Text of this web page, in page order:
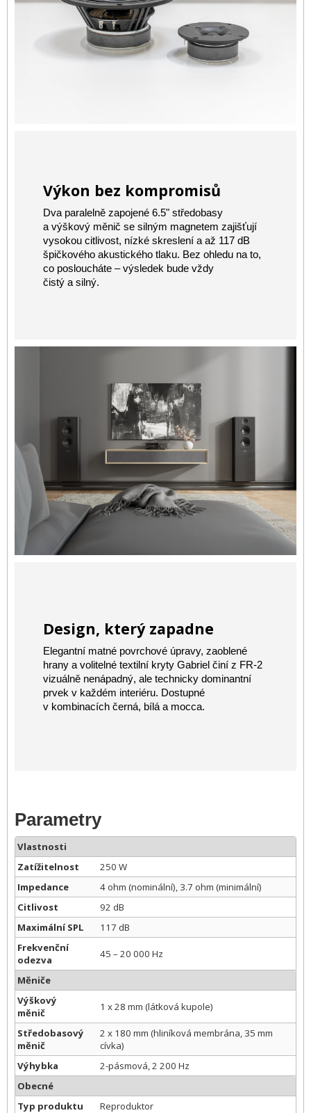
Výkon bez kompromisů
Dva paralelně zapojené 6.5" středobasy
a výškový měnič se silným magnetem zajišťují
vysokou citlivost, nízké skreslení a až 117 dB
špičkového akustického tlaku. Bez ohledu na to,
co posloucháte – výsledek bude vždy
čistý a silný.
Design, který zapadne
Elegantní matné povrchové úpravy, zaoblené
hrany a volitelné textilní kryty Gabriel činí z FR-2
vizuálně nenápadný, ale technicky dominantní
prvek v každém interiéru. Dostupné
v kombinacích černá, bílá a mocca.
Parametry
Vlastnosti
Zatížitelnost
250 W
Impedance
4 ohm (nominální), 3.7 ohm (minimální)
Citlivost
92 dB
Maximální SPL
117 dB
Frekvenční
odezva
45 – 20 000 Hz
Měniče
Výškový
měnič
1 x 28 mm (látková kupole)
Středobasový
měnič
2 x 180 mm (hliníková membrána, 35 mm
cívka)
Výhybka
2-pásmová, 2 200 Hz
Obecné
Typ produktu
Reproduktor